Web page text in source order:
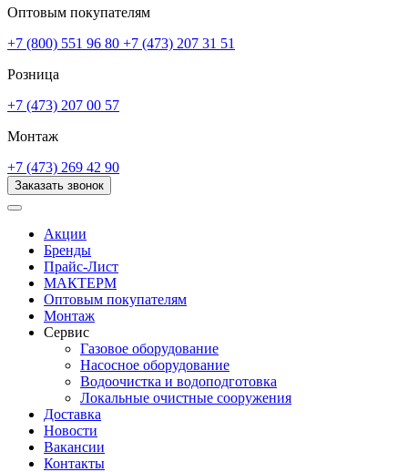
Оптовым покупателям
+7 (800) 551 96 80 +7 (473) 207 31 51
Розница
+7 (473) 207 00 57
Монтаж
+7 (473) 269 42 90
Заказать звонок
Акции
Бренды
Прайс-Лист
МАКТЕРМ
Оптовым покупателям
Монтаж
Сервис
Газовое оборудование
Насосное оборудование
Водоочистка и водоподготовка
Локальные очистные сооружения
Доставка
Новости
Вакансии
Контакты